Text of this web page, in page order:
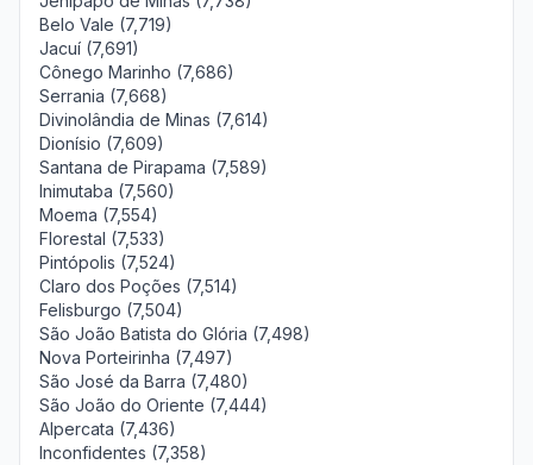
Belo Vale (7,719)
Jacuí (7,691)
Cônego Marinho (7,686)
Serrania (7,668)
Divinolândia de Minas (7,614)
Dionísio (7,609)
Santana de Pirapama (7,589)
Inimutaba (7,560)
Moema (7,554)
Florestal (7,533)
Pintópolis (7,524)
Claro dos Poções (7,514)
Felisburgo (7,504)
São João Batista do Glória (7,498)
Nova Porteirinha (7,497)
São José da Barra (7,480)
São João do Oriente (7,444)
Alpercata (7,436)
Inconfidentes (7,358)